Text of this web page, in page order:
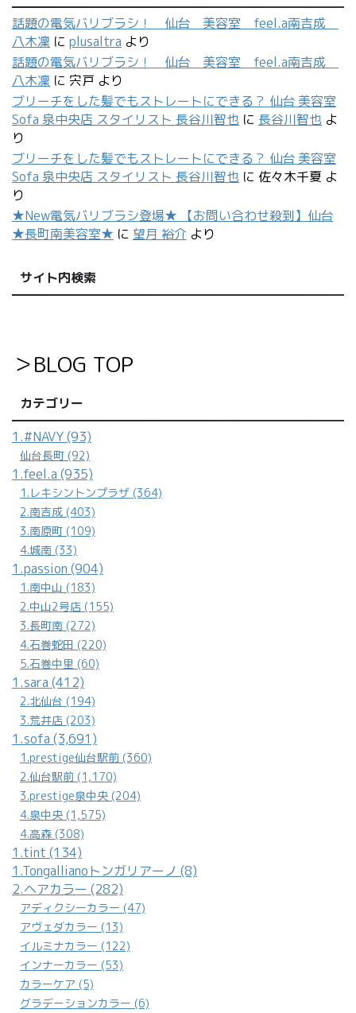
話題の電気バリブラシ！ 仙台 美容室 feel.a南吉成
八木凜 に plusaltra より
話題の電気バリブラシ！ 仙台 美容室 feel.a南吉成
八木凜 に 宍戸 より
ブリーチをした髪でもストレートにできる？ 仙台 美容室
Sofa 泉中央店 スタイリスト 長谷川智也 に 長谷川智也 よ
り
ブリーチをした髪でもストレートにできる？ 仙台 美容室
Sofa 泉中央店 スタイリスト 長谷川智也 に 佐々木千夏 よ
り
★New電気バリブラシ登場★ 【お問い合わせ殺到】仙台
★長町南美容室★ に 望月 裕介 より
サイト内検索
＞BLOG TOP
カテゴリー
1.#NAVY (93)
仙台長町 (92)
1.feel.a (935)
1.レキシントンプラザ (364)
2.南吉成 (403)
3.南原町 (109)
4.城南 (33)
1.passion (904)
1.南中山 (183)
2.中山2号店 (155)
3.長町南 (272)
4.石巻蛇田 (220)
5.石巻中里 (60)
1.sara (412)
2.北仙台 (194)
3.荒井店 (203)
1.sofa (3,691)
1.prestige仙台駅前 (360)
2.仙台駅前 (1,170)
3.prestige泉中央 (204)
4.泉中央 (1,575)
4.高森 (308)
1.tint (134)
1.Tongallianoトンガリアーノ (8)
2.ヘアカラー (282)
アディクシーカラー (47)
アヴェダカラー (13)
イルミナカラー (122)
インナーカラー (53)
カラーケア (5)
グラデーションカラー (6)